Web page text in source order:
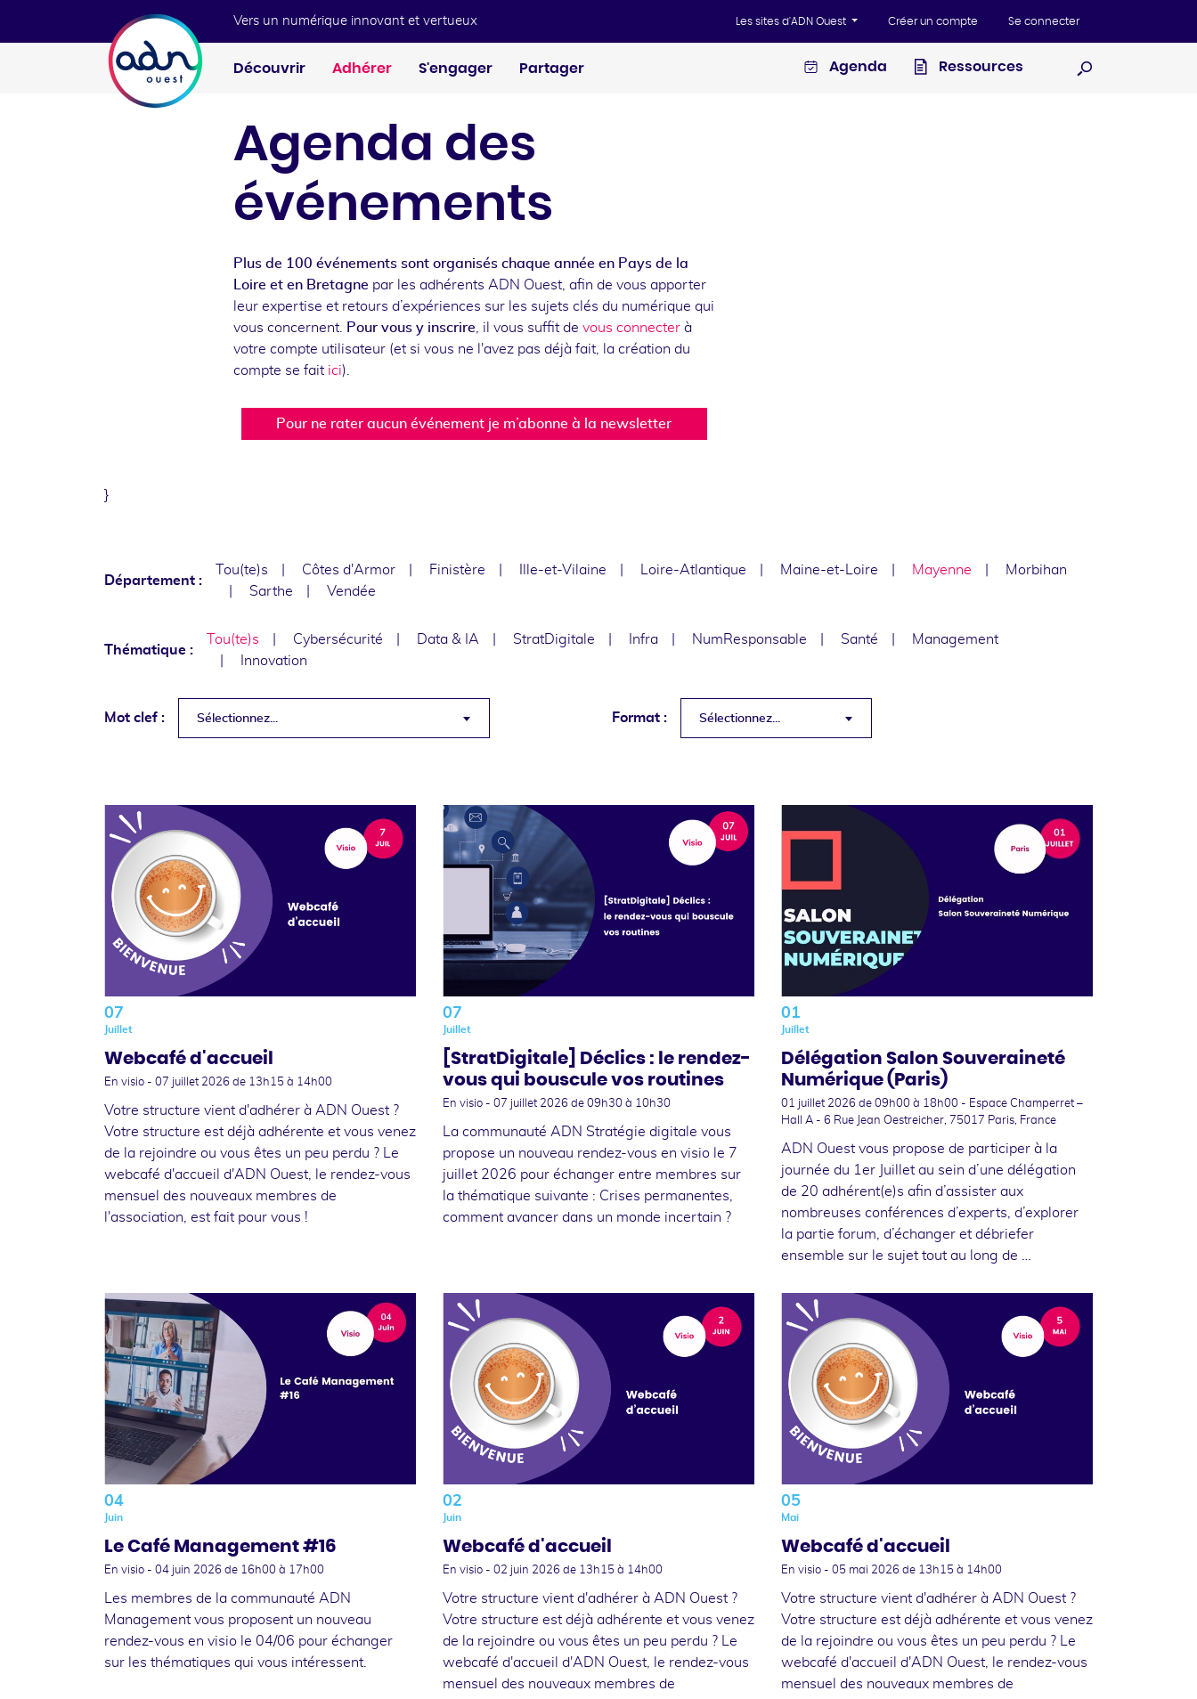
Vers un numérique innovant et vertueux Les sites d'ADN Ouest Créer un compte Se connecter
Découvrir Adhérer S'engager Partager Agenda
Ressources
Agenda des
événements
Plus de 100 événements sont organisés chaque année en Pays de la
Loire et en Bretagne par les adhérents ADN Ouest, afin de vous apporter
leur expertise et retours d’expériences sur les sujets clés du numérique qui
vous concernent. Pour vous y inscrire, il vous suffit de vous connecter à
votre compte utilisateur (et si vous ne l'avez pas déjà fait, la création du
compte se fait ici).
Pour ne rater aucun événement je m’abonne à la newsletter
}
Département :
Tou(te)s Côtes d'Armor Finistère Ille-et-Vilaine Loire-Atlantique Maine-et-Loire Mayenne
Morbihan
Sarthe
Vendée
Thématique :
Tou(te)s Cybersécurité Data & IA StratDigitale Infra NumResponsable Santé
Management
Innovation
Mot clef : Sélectionnez... Format : Sélectionnez...
07
Juillet
Webcafé d'accueil
En visio - 07 juillet 2026 de 13h15 à 14h00
Votre structure vient d'adhérer à ADN Ouest ?
Votre structure est déjà adhérente et vous venez
de la rejoindre ou vous êtes un peu perdu ? Le
webcafé d'accueil d'ADN Ouest, le rendez-vous
mensuel des nouveaux membres de
l'association, est fait pour vous !
07
Juillet
[StratDigitale] Déclics : le rendez-
vous qui bouscule vos routines
En visio - 07 juillet 2026 de 09h30 à 10h30
La communauté ADN Stratégie digitale vous
propose un nouveau rendez-vous en visio le 7
juillet 2026 pour échanger entre membres sur
la thématique suivante : Crises permanentes,
comment avancer dans un monde incertain ?
01
Juillet
Délégation Salon Souveraineté
Numérique (Paris)
01 juillet 2026 de 09h00 à 18h00 - Espace Champerret –
Hall A - 6 Rue Jean Oestreicher, 75017 Paris, France
ADN Ouest vous propose de participer à la
journée du 1er Juillet au sein d’une délégation
de 20 adhérent(e)s afin d’assister aux
nombreuses conférences d’experts, d’explorer
la partie forum, d’échanger et débriefer
ensemble sur le sujet tout au long de …
04
Juin
Le Café Management #16
En visio - 04 juin 2026 de 16h00 à 17h00
Les membres de la communauté ADN
Management vous proposent un nouveau
rendez-vous en visio le 04/06 pour échanger
sur les thématiques qui vous intéressent.
02
Juin
Webcafé d'accueil
En visio - 02 juin 2026 de 13h15 à 14h00
Votre structure vient d'adhérer à ADN Ouest ?
Votre structure est déjà adhérente et vous venez
de la rejoindre ou vous êtes un peu perdu ? Le
webcafé d'accueil d'ADN Ouest, le rendez-vous
mensuel des nouveaux membres de
05
Mai
Webcafé d'accueil
En visio - 05 mai 2026 de 13h15 à 14h00
Votre structure vient d'adhérer à ADN Ouest ?
Votre structure est déjà adhérente et vous venez
de la rejoindre ou vous êtes un peu perdu ? Le
webcafé d'accueil d'ADN Ouest, le rendez-vous
mensuel des nouveaux membres de